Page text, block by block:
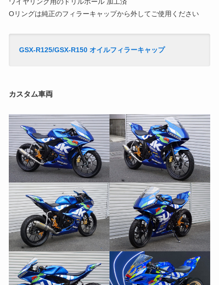
Oリングは純正のフィラーキャップから外してご使用ください
GSX-R125/GSX-R150 オイルフィラーキャップ
カスタム車両